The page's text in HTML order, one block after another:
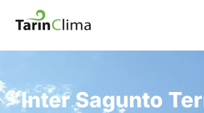
Inter Sagunto